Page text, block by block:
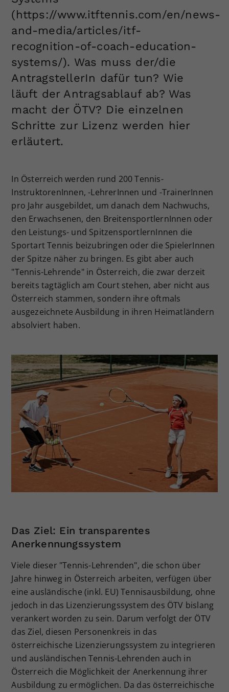
(https://www.itftennis.com/en/news-
and-media/articles/itf-
recognition-of-coach-education-
systems/). Was muss der/die
AntragstellerIn dafür tun? Wie
läuft der Antragsablauf ab? Was
macht der ÖTV? Die einzelnen
Schritte zur Lizenz werden hier
erläutert.
In Österreich werden rund 200 Tennis-
InstruktorenInnen, -LehrerInnen und -TrainerInnen
pro Jahr ausgebildet, um danach dem Nachwuchs,
den Erwachsenen, den BreitensportlernInnen oder
den Leistungs- und SpitzensportlernInnen die
Sportart Tennis beizubringen oder die SpielerInnen
der Spitze näher zu bringen. Es gibt aber auch
"Tennis-Lehrende" in Österreich, die zwar derzeit
bereits tagtäglich am Court stehen, aber nicht aus
Österreich stammen, sondern ihre oftmals
ausgezeichnete Ausbildung in ihren Heimatländern
absolviert haben.
Das Ziel: Ein transparentes
Anerkennungssystem
Viele dieser "Tennis-Lehrenden", die schon über
Jahre hinweg in Österreich arbeiten, verfügen über
eine ausländische (inkl. EU) Tennisausbildung, ohne
jedoch in das Lizenzierungssystem des ÖTV bislang
verankert worden zu sein. Darum verfolgt der ÖTV
das Ziel, diesen Personenkreis in das
österreichische Lizenzierungssystem zu integrieren
und ausländischen Tennis-Lehrenden auch in
Österreich die Möglichkeit der Anerkennung ihrer
Ausbildung zu ermöglichen. Da das österreichische
Zweck
Dieser Wert speichert Ihre Consent-
zufällig generierte ID, für die
historische Speicherung Ihrer
vorgenommen Einstellungen, falls der
Webseiten-Betreiber dies eingestellt
hat.